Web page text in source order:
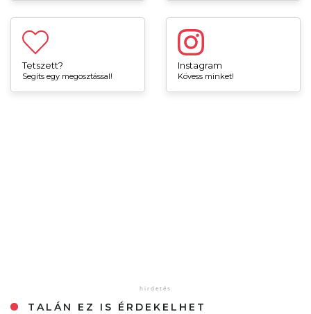
Tetszett?
Segíts egy megosztással!
Instagram
Kövess minket!
TALÁN EZ IS ÉRDEKELHET